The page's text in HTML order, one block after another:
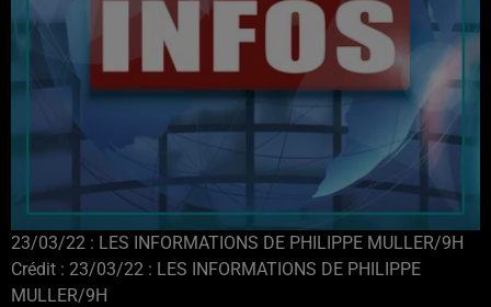
23/03/22 : LES INFORMATIONS DE PHILIPPE MULLER/9H
Crédit : 23/03/22 : LES INFORMATIONS DE PHILIPPE
MULLER/9H